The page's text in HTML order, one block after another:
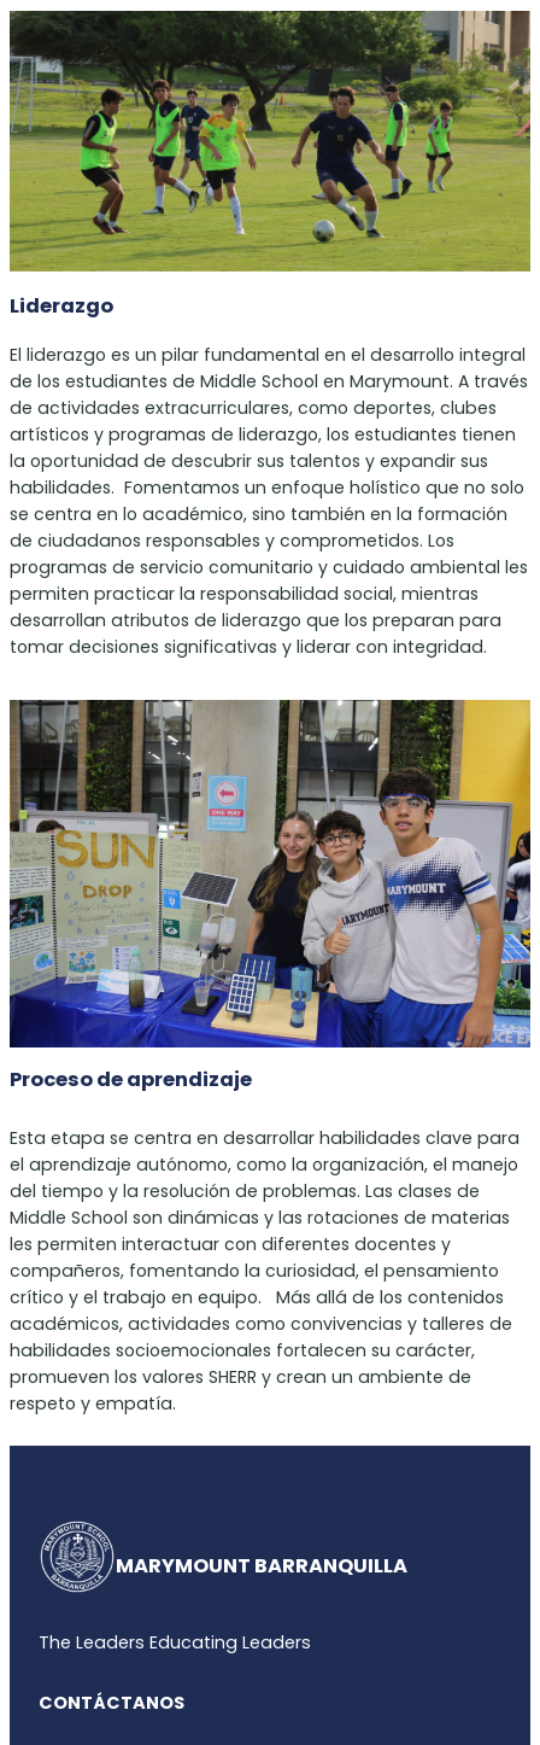
Liderazgo
El liderazgo es un pilar fundamental en el desarrollo integral
de los estudiantes de Middle School en Marymount. A través
de actividades extracurriculares, como deportes, clubes
artísticos y programas de liderazgo, los estudiantes tienen
la oportunidad de descubrir sus talentos y expandir sus
habilidades. Fomentamos un enfoque holístico que no solo
se centra en lo académico, sino también en la formación
de ciudadanos responsables y comprometidos. Los
programas de servicio comunitario y cuidado ambiental les
permiten practicar la responsabilidad social, mientras
desarrollan atributos de liderazgo que los preparan para
tomar decisiones significativas y liderar con integridad.
Proceso de aprendizaje
Esta etapa se centra en desarrollar habilidades clave para
el aprendizaje autónomo, como la organización, el manejo
del tiempo y la resolución de problemas. Las clases de
Middle School son dinámicas y las rotaciones de materias
les permiten interactuar con diferentes docentes y
compañeros, fomentando la curiosidad, el pensamiento
crítico y el trabajo en equipo. Más allá de los contenidos
académicos, actividades como convivencias y talleres de
habilidades socioemocionales fortalecen su carácter,
promueven los valores SHERR y crean un ambiente de
respeto y empatía.
MARYMOUNT BARRANQUILLA
The Leaders Educating Leaders
CONTÁCTANOS